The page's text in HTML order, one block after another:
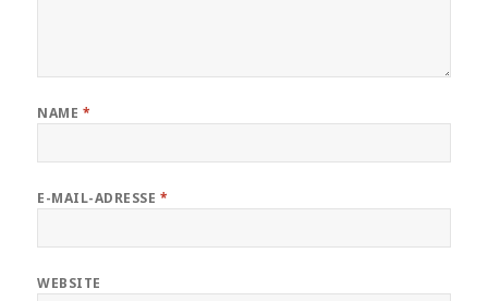
NAME *
E-MAIL-ADRESSE *
WEBSITE